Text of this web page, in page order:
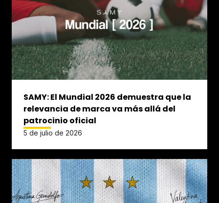
SAMY: El Mundial 2026 demuestra que la
relevancia de marca va más allá del
patrocinio oficial
5 de julio de 2026